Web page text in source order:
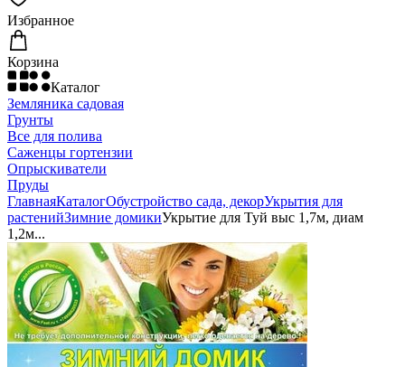
Избранное
Корзина
Каталог
Земляника садовая
Грунты
Все для полива
Саженцы гортензии
Опрыскиватели
Пруды
ГлавнаяКаталогОбустройство сада, декорУкрытия для
растенийЗимние домикиУкрытие для Туй выс 1,7м, диам
1,2м...